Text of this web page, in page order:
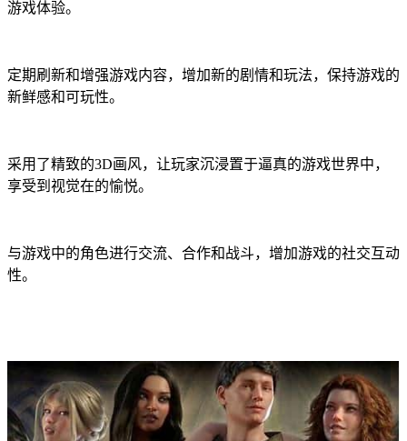
游戏体验。
定期刷新和增强游戏内容，增加新的剧情和玩法，保持游戏的
新鲜感和可玩性。
采用了精致的3D画风，让玩家沉浸置于逼真的游戏世界中，
享受到视觉在的愉悦。
与游戏中的角色进行交流、合作和战斗，增加游戏的社交互动
性。